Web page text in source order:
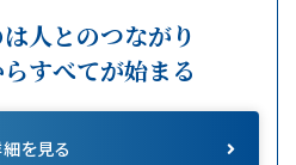
人とのつながり
すべてが始まる
を見る